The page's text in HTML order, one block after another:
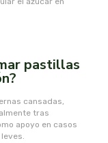
pastillas
cansadas,
tras
apoyo en casos